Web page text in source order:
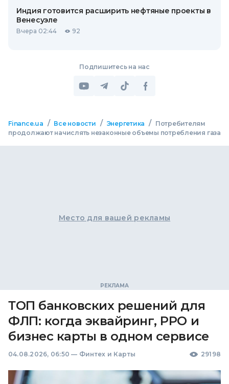
Индия готовится расширить нефтяные проекты в
Венесуэле
Вчера 02:44 92
Подпишитесь на нас
Finance.ua / Все новости / Энергетика /
Потребителям
продолжают начислять незаконные объемы потребления газа
Место для вашей рекламы
ТОП банковских решений для
ФЛП: когда эквайринг, РРО и
бизнес карты в одном сервисе
04.08.2026, 06:50 — Финтех и Карты 29198